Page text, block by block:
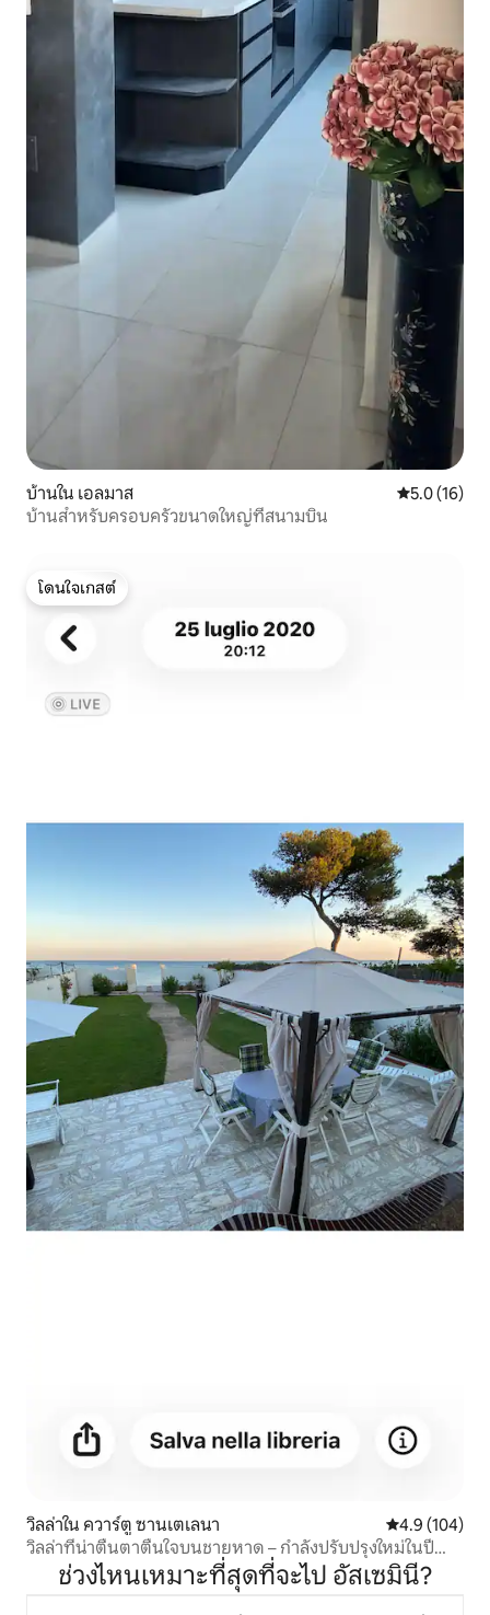
บ้านใน เอลมาส คะแนนเฉลี่ย
5.0 (16)
บ้านสำหรับครอบครัวขนาดใหญ่ที่สนามบิน
โดนใจเกสต์
โดนใจเกสต์
วิลล่าใน ควาร์ตู ซานเตเลนา คะแนนเฉลี่ย
4.9 (104)
วิลล่าที่น่าตื่นตาตื่นใจบนชายหาด – กำลังปรับปรุงใหม่ในปี
2026ช่วงไหนเหมาะที่สุดที่จะไป อัสเซมินี?